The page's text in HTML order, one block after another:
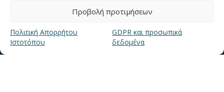
Προβολή προτιμήσεων
Πολιτική Απορρήτου
Ιστοτόπου
GDPR και προσωπικά
δεδομένα
Νέα
Μουσείο Ύδρευσης ΕΥΑΘ
Ιστορία της ΕΥΑΘ